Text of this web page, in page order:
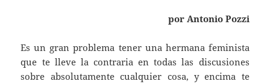
por Antonio Pozzi
Es un gran problema tener una hermana feminista
que te lleve la contraria en todas las discusiones
sobre absolutamente cualquier cosa, y encima te